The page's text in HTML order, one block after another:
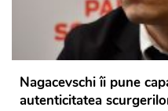
Nagacevschi îi pune
autenticitatea